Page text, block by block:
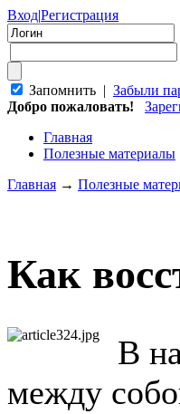
Вход|Регистрация
Запомнить | Забыли
Добро пожаловать!
Главная
Полезные материалы
Главная → Полезные
Как
В
между